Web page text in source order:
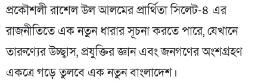
প্রকৌশলী রাশেল উল আলমের প্রার্থিতা সিলেট-৪ এর
রাজনীতিতে এক নতুন ধারার সূচনা করতে পারে, যেখানে
তারুণ্যের উচ্ছ্বাস, প্রযুক্তির জ্ঞান এবং জনগণের অংশগ্রহণ
একত্রে গড়ে তুলবে এক নতুন বাংলাদেশ।